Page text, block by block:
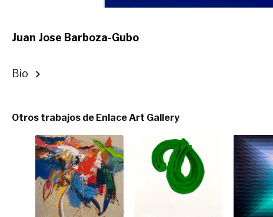
Juan Jose Barboza-Gubo
Bio
Otros trabajos de Enlace Art Gallery